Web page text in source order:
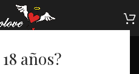
años?